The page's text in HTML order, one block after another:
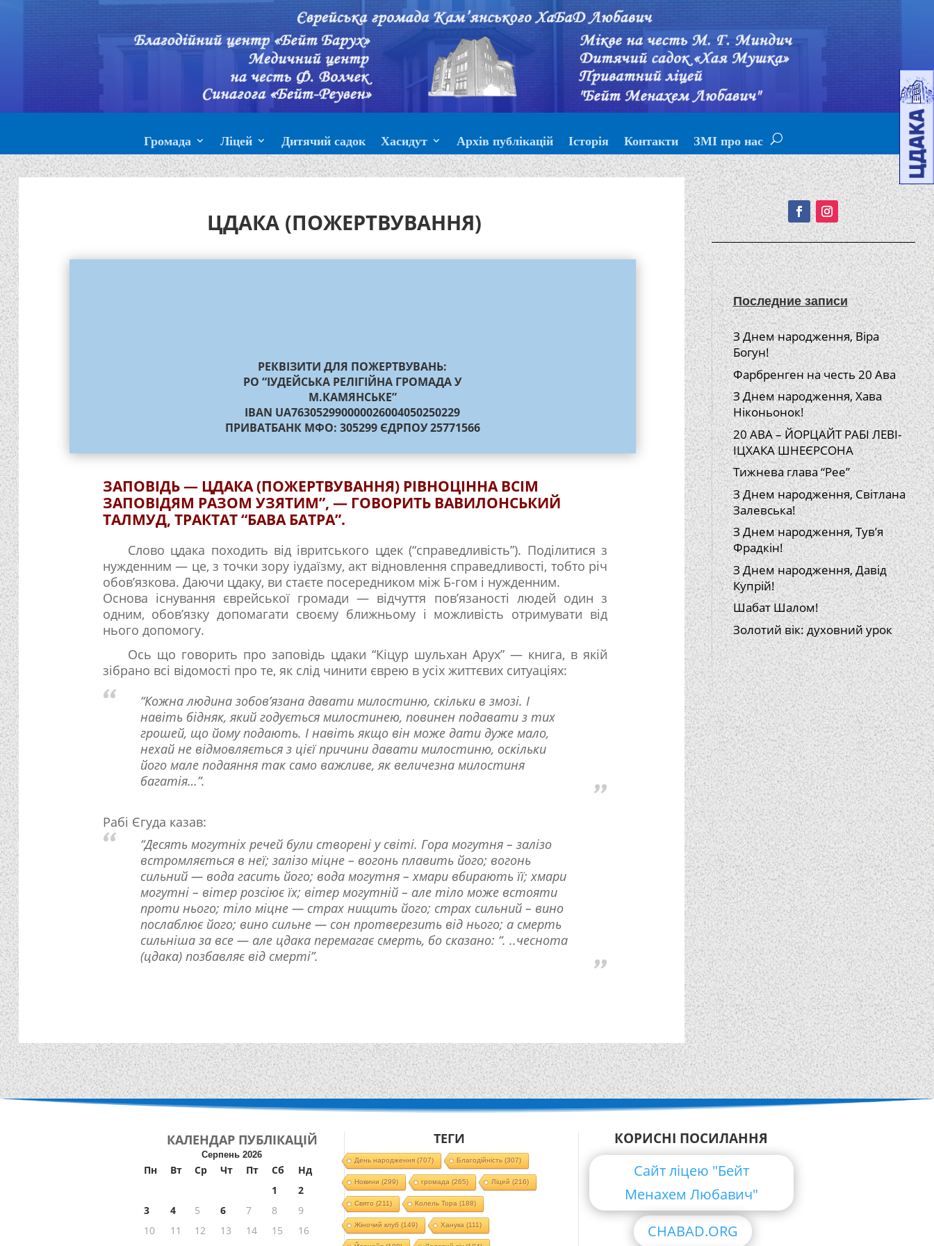
Громада Ліцей Дитячий садок Хасидут Архів публікацій Історія Контакти ЗМІ про нас
ЦДАКА (ПОЖЕРТВУВАННЯ)
РЕКВІЗИТИ ДЛЯ ПОЖЕРТВУВАНЬ:
РО “ІУДЕЙСЬКА РЕЛІГІЙНА ГРОМАДА У
М.КАМЯНСЬКЕ”
IBAN UA763052990000026004050250229
ПРИВАТБАНК МФО: 305299 ЄДРПОУ 25771566
ЗАПОВІДЬ — ЦДАКА (ПОЖЕРТВУВАННЯ) РІВНОЦІННА ВСІМ
ЗАПОВІДЯМ РАЗОМ УЗЯТИМ”, — ГОВОРИТЬ ВАВИЛОНСЬКИЙ
ТАЛМУД, ТРАКТАТ “БАВА БАТРА”.
Слово цдака походить від івритського цдек (“справедливість”). Поділитися з
нужденним — це, з точки зору іудаїзму, акт відновлення справедливості, тобто річ
обов’язкова. Даючи цдаку, ви стаєте посередником між Б-гом і нужденним.
Основа існування єврейської громади — відчуття пов’язаності людей один з
одним, обов’язку допомагати своєму ближньому і можливість отримувати від
нього допомогу.
Ось що говорить про заповідь цдаки “Кіцур шульхан Арух” — книга, в якій
зібрано всі відомості про те, як слід чинити єврею в усіх життєвих ситуаціях:
“Кожна людина зобов’язана давати милостиню, скільки в змозі. І
навіть бідняк, який годується милостинею, повинен подавати з тих
грошей, що йому подають. І навіть якщо він може дати дуже мало,
нехай не відмовляється з цієї причини давати милостиню, оскільки
його мале подаяння так само важливе, як величезна милостиня
багатія…”.
Рабі Єгуда казав:
“Десять могутніх речей були створені у світі. Гора могутня – залізо
встромляється в неї; залізо міцне – вогонь плавить його; вогонь
сильний — вода гасить його; вода могутня – хмари вбирають її; хмари
могутні – вітер розсіює їх; вітер могутній – але тіло може встояти
проти нього; тіло міцне — страх нищить його; страх сильний – вино
послаблює його; вино сильне — сон протверезить від нього; а смерть
сильніша за все — але цдака перемагає смерть, бо сказано: “. ..чеснота
(цдака) позбавляє від смерті”.
Подписывайтесь!
Последние записи
З Днем народження, Віра
Богун!
Фарбренген на честь 20 Ава
З Днем народження, Хава
Ніконьонок!
20 АВА – ЙОРЦАЙТ РАБІ ЛЕВІ-
ІЦХАКА ШНЕЄРСОНА
Тижнева глава “Рее”
З Днем народження, Світлана
Залевська!
З Днем народження, Тув’я
Фрадкін!
З Днем народження, Давід
Купрій!
Шабат Шалом!
Золотий вік: духовний урок
КАЛЕНДАР ПУБЛІКАЦІЙ
Серпень 2026
Пн Вт Ср Чт Пт Сб
Нд
1
2
3
4 5 6 7 8
9
10
11 12 13 14 15
16
ТЕГИ
День народження(707) Благодійність(307)
Новини(299) громада(265) Ліцей(216)
Свято(211) Колель Тора(188)
Жіночий клуб(149) Ханука(111)
КОРИСНІ ПОСИЛАННЯ
Сайт ліцею "Бейт
Менахем Любавич"
CHABAD.ORG